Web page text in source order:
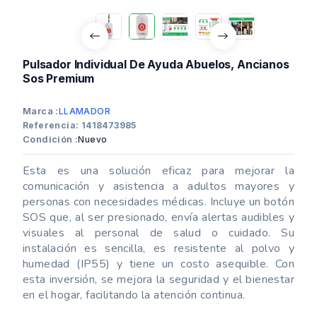
Pulsador Individual De Ayuda Abuelos, Ancianos
Sos Premium
Marca :LLAMADOR
Referencia: 1418473985
Condición :Nuevo
Esta es una solución eficaz para mejorar la
comunicación y asistencia a adultos mayores y
personas con necesidades médicas. Incluye un botón
SOS que, al ser presionado, envía alertas audibles y
visuales al personal de salud o cuidado. Su
instalación es sencilla, es resistente al polvo y
humedad (IP55) y tiene un costo asequible. Con
esta inversión, se mejora la seguridad y el bienestar
en el hogar, facilitando la atención continua.